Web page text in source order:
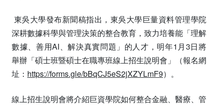
東吳大學發布新聞稿指出，東吳大學巨量資料管理學院
深耕數據科學與管理決策的整合教育，致力培養能「理解
數據、善用AI、解決真實問題」的人才，明年1月3日將
舉辦「碩士班暨碩士在職專班線上招生說明會」（報名網
址： https://forms.gle/bBqCJ5eS2jXZYLmF9）。
線上招生說明會將介紹巨資學院如何整合金融、醫療、管